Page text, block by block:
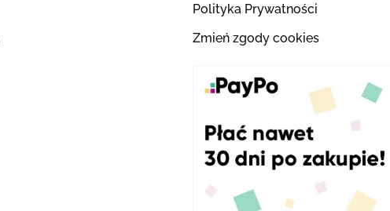
Polityka Prywatności
Zmień zgody cookies